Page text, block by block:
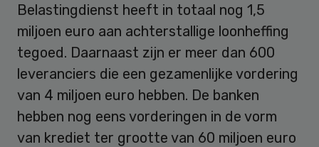
Belastingdienst heeft in totaal nog 1,5
miljoen euro aan achterstallige loonheffing
tegoed. Daarnaast zijn er meer dan 600
leveranciers die een gezamenlijke vordering
van 4 miljoen euro hebben. De banken
hebben nog eens vorderingen in de vorm
van krediet ter grootte van 60 miljoen euro